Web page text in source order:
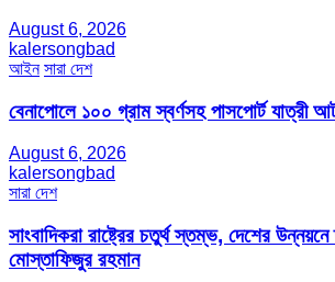
August 6, 2026
kalersongbad
আইন সারা দেশ
বেনাপোলে ১০০ গ্রাম স্বর্ণসহ পাসপোর্ট যাত্রী
August 6, 2026
kalersongbad
সারা দেশ
সাংবাদিকরা রাষ্ট্রের চতুর্থ স্তম্ভ, দেশের
মোস্তাফিজুর রহমান